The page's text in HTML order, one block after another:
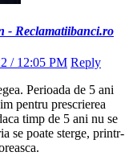
- Reclamatiibanci.ro
/ 12:05 PM Reply
Perioada de 5 ani
pentru prescrierea
timp de 5 ani nu se
se poate sterge, printr-